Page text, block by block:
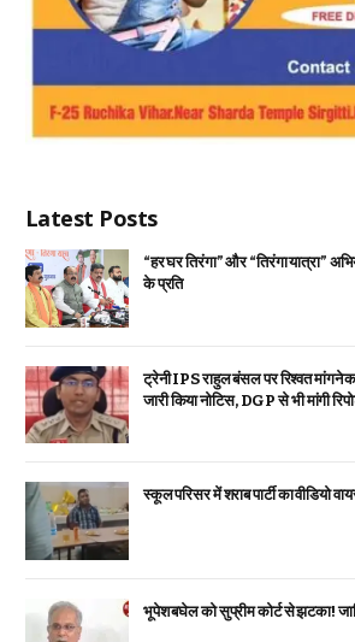
Latest Posts
“हर घर तिरंगा” और “तिरंगा यात्रा”
के प्रति
ट्रेनी IPS राहुल बंसल पर रिश्वत मांगने
जारी किया नोटिस, DGP से भी मांगी
स्कूल परिसर में शराब पार्टी का वीडियो
भूपेश बघेल को सुप्रीम कोर्ट से झटका!